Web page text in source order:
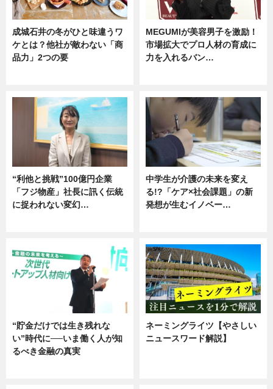
成城石井の冬がひと味違うワ
ケとは？他社が敵わない「商
品力」2つの要
MEGUMIが美容男子を激励！
市場拡大でプロ人材の育成に
力を入れるバン…
“利他と挑戦”100億円企業
「フジ物産」社長に訊く伝統
に捉われない変幻…
中学生が介護の未来を変え
る!?「ケア×社会課題」の新
発想が生むイノベー…
“貯金だけでは生き残れな
い”時代に──いま働く人が知
るべき金融の真実
ネーミングライツ【やさしい
ニュースワード解説】